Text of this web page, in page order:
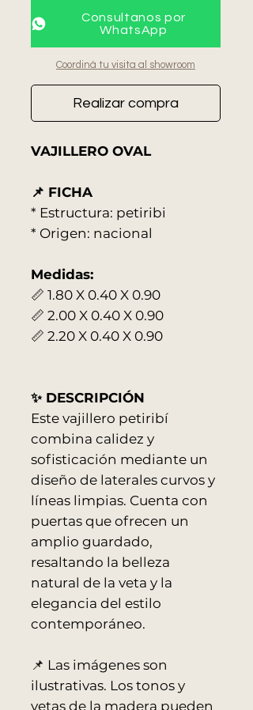
Consultanos por
WhatsApp
Coordiná tu visita al showroom
Realizar compra
VAJILLERO OVAL
📌 FICHA
* Estructura: petiribi
* Origen: nacional
Medidas:
📏 1.80 X 0.40 X 0.90
📏 2.00 X 0.40 X 0.90
📏 2.20 X 0.40 X 0.90
✨ DESCRIPCIÓN
Este vajillero petiribí
combina calidez y
sofisticación mediante un
diseño de laterales curvos y
líneas limpias. Cuenta con
puertas que ofrecen un
amplio guardado,
resaltando la belleza
natural de la veta y la
elegancia del estilo
contemporáneo.
📌 Las imágenes son
ilustrativas. Los tonos y
vetas de la madera pueden